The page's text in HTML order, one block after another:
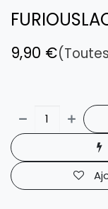
9,90 €